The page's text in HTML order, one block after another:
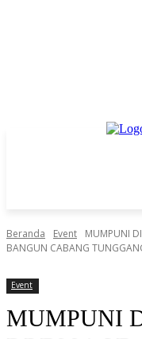
Beranda Event
MUMPUNI DI
BANGUN CABANG
Event
MUMPUNI